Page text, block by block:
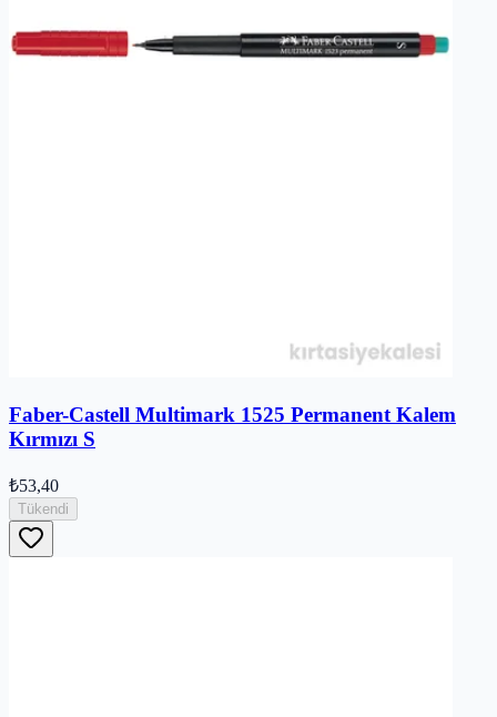
Faber-Castell Multimark 1525 Permanent Kalem
Kırmızı S
₺53,40
Tükendi